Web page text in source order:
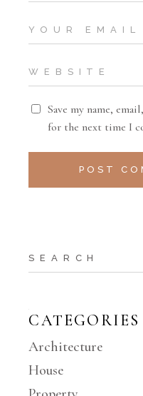
Save my name,
for the next time I
POST
CATEGORIES
Architecture
House